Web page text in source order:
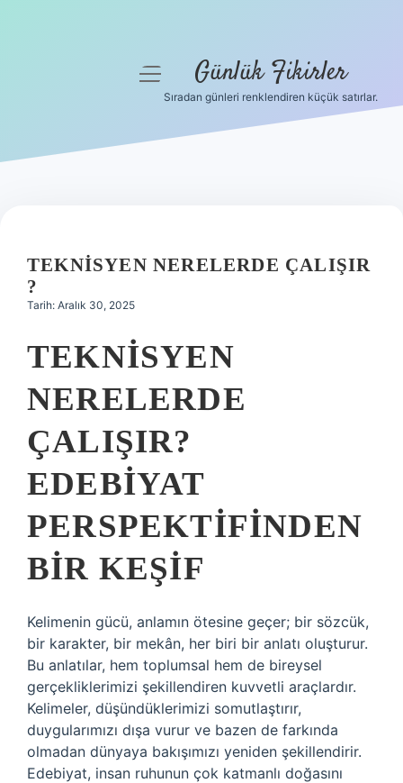
Hakkımızda
menüyü Günlük Fikirler
Sıradan günleri renklendiren küçük satırlar.
TEKNISYEN NERELERDE ÇALIŞIR
?
Tarih: Aralık 30, 2025
TEKNISYEN
NERELERDE
ÇALIŞIR?
EDEBIYAT
PERSPEKTIFINDEN
BIR KEŞIF
Kelimenin gücü, anlamın ötesine geçer; bir sözcük,
bir karakter, bir mekân, her biri bir anlatı oluşturur.
Bu anlatılar, hem toplumsal hem de bireysel
gerçekliklerimizi şekillendiren kuvvetli araçlardır.
Kelimeler, düşündüklerimizi somutlaştırır,
duygularımızı dışa vurur ve bazen de farkında
olmadan dünyaya bakışımızı yeniden şekillendirir.
Edebiyat, insan ruhunun çok katmanlı doğasını